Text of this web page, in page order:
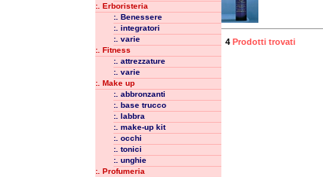
:. Erboristeria
:. Benessere
:. integratori
:. varie
:. Fitness
:. attrezzature
:. varie
:. Make up
:. abbronzanti
:. base trucco
:. labbra
:. make-up kit
:. occhi
:. tonici
:. unghie
:. Profumeria
4 Prodotti trovati